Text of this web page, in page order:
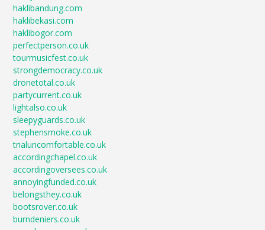
haklibandung.com
haklibekasi.com
haklibogor.com
perfectperson.co.uk
tourmusicfest.co.uk
strongdemocracy.co.uk
dronetotal.co.uk
partycurrent.co.uk
lightalso.co.uk
sleepyguards.co.uk
stephensmoke.co.uk
trialuncomfortable.co.uk
accordingchapel.co.uk
accordingoversees.co.uk
annoyingfunded.co.uk
belongsthey.co.uk
bootsrover.co.uk
burndeniers.co.uk